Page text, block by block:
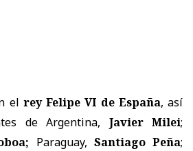
el rey Felipe VI de España, así
de Argentina, Javier Milei;
Paraguay, Santiago Peña;